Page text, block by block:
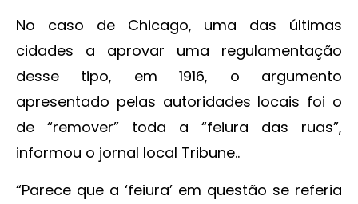
No caso de Chicago, uma das últimas
cidades a aprovar uma regulamentação
desse tipo, em 1916, o argumento
apresentado pelas autoridades locais foi o
de “remover” toda a “feiura das ruas”,
informou o jornal local Tribune..
“Parece que a ‘feiura’ em questão se referia